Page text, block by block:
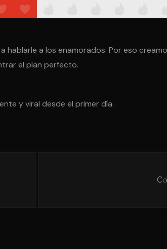
hablarle a los enamorados. Por eso
el plan perfecto.
y viral desde el primer día.